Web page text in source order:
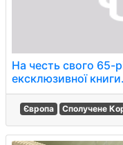
На честь свого 65-
ексклюзивної книги.
Європа Сполучене